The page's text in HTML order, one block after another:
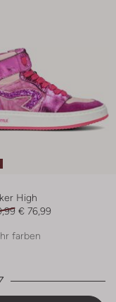
High
€ 76,99
farben